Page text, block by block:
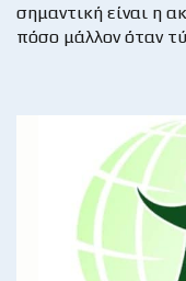
σημαντική είναι η
πόσο μάλλον όταν